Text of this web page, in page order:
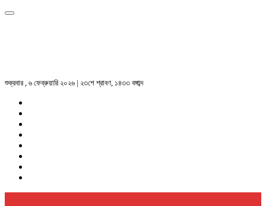
শুক্রবার , ৬ ফেব্রুয়ারি ২০২৬ | ২৩শে শ্রাবণ, ১৪৩৩ বঙ্গাব্দ